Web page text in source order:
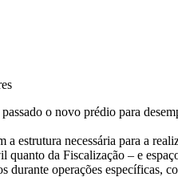
o novo prédio para
necessária para a
da Fiscalização – e
operações específicas,